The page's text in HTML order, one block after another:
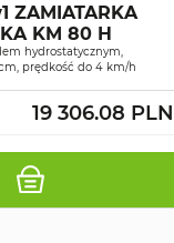
ZAMIATARKA
KM 80 H
hydrostatycznym,
prędkość do 4 km/h
19 306.08 PLN